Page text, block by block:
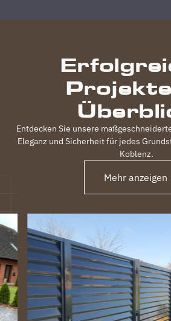
Entdecken Sie unsere
Eleganz und Sicherheit für jedes
Koblenz.
Mehr anzeigen